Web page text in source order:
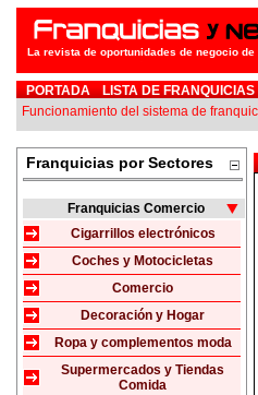
La revista de oportunidades de negocio
PORTADA LISTA DE FRANQUICIAS
Funcionamiento del sistema de
Franquicias por Sectores
Franquicias Comercio
Cigarrillos electrónicos
Coches y Motocicletas
Comercio
Decoración y Hogar
Ropa y complementos moda
Supermercados y Tiendas
Comida